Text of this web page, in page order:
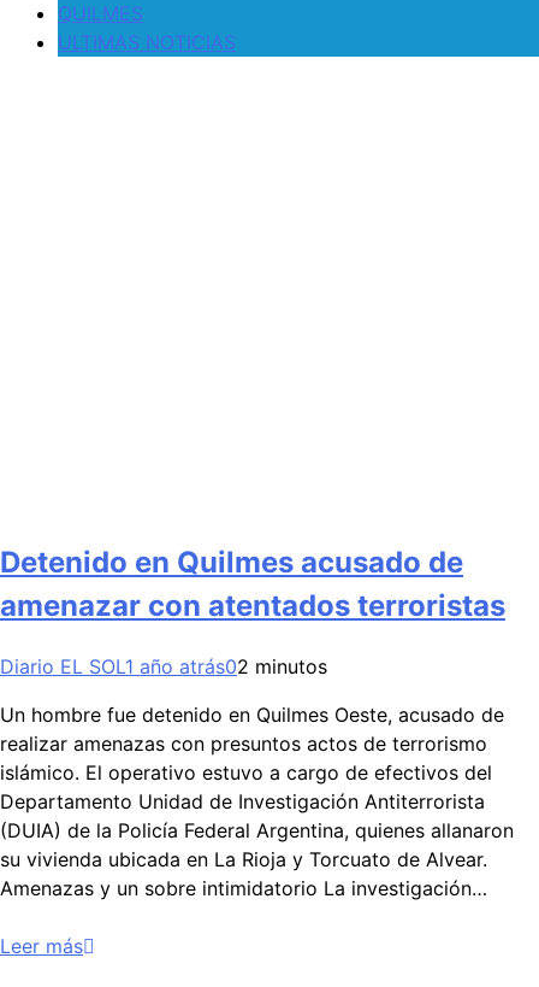
QUILMES
ULTIMAS NOTICIAS
Detenido en Quilmes acusado de
amenazar con atentados terroristas
Diario EL SOL1 año atrás02 minutos
Un hombre fue detenido en Quilmes Oeste, acusado de
realizar amenazas con presuntos actos de terrorismo
islámico. El operativo estuvo a cargo de efectivos del
Departamento Unidad de Investigación Antiterrorista
(DUIA) de la Policía Federal Argentina, quienes allanaron
su vivienda ubicada en La Rioja y Torcuato de Alvear.
Amenazas y un sobre intimidatorio La investigación…
Leer más